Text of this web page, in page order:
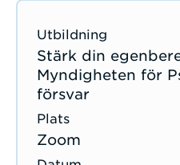
Stärk din
Myndigheten för
försvar
Zoom